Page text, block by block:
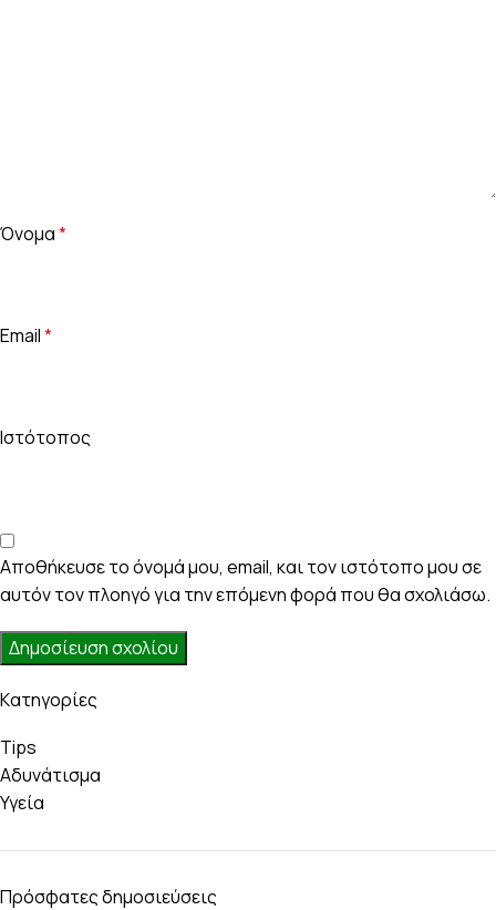
Όνομα*
Email*
Ιστότοπος
Αποθήκευσε το όνομά μου, email, και τον ιστότοπο μου σε
αυτόν τον πλοηγό για την επόμενη φορά που θα σχολιάσω.
Kατηγορίες
Tips
Αδυνάτισμα
Υγεία
Πρόσφατες δημοσιεύσεις